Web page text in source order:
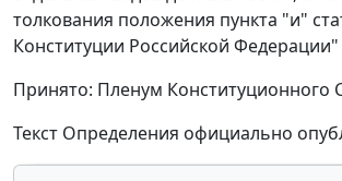
толкования положения пункта "и"
Конституции Российской Федерации"
Принято: Пленум Конституционного
Текст Определения официально